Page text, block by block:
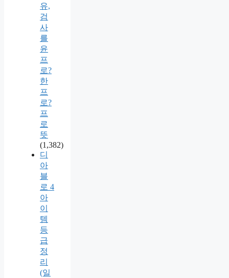
유,
검
사
를
윤
프
로?
한
프
로?
프
로
뜻
(1,382)
디
아
블
로 4
아
이
템
등
급
정
리
(일